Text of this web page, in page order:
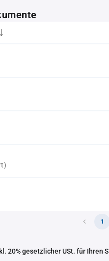
1
20% gesetzlicher USt. für Ihren